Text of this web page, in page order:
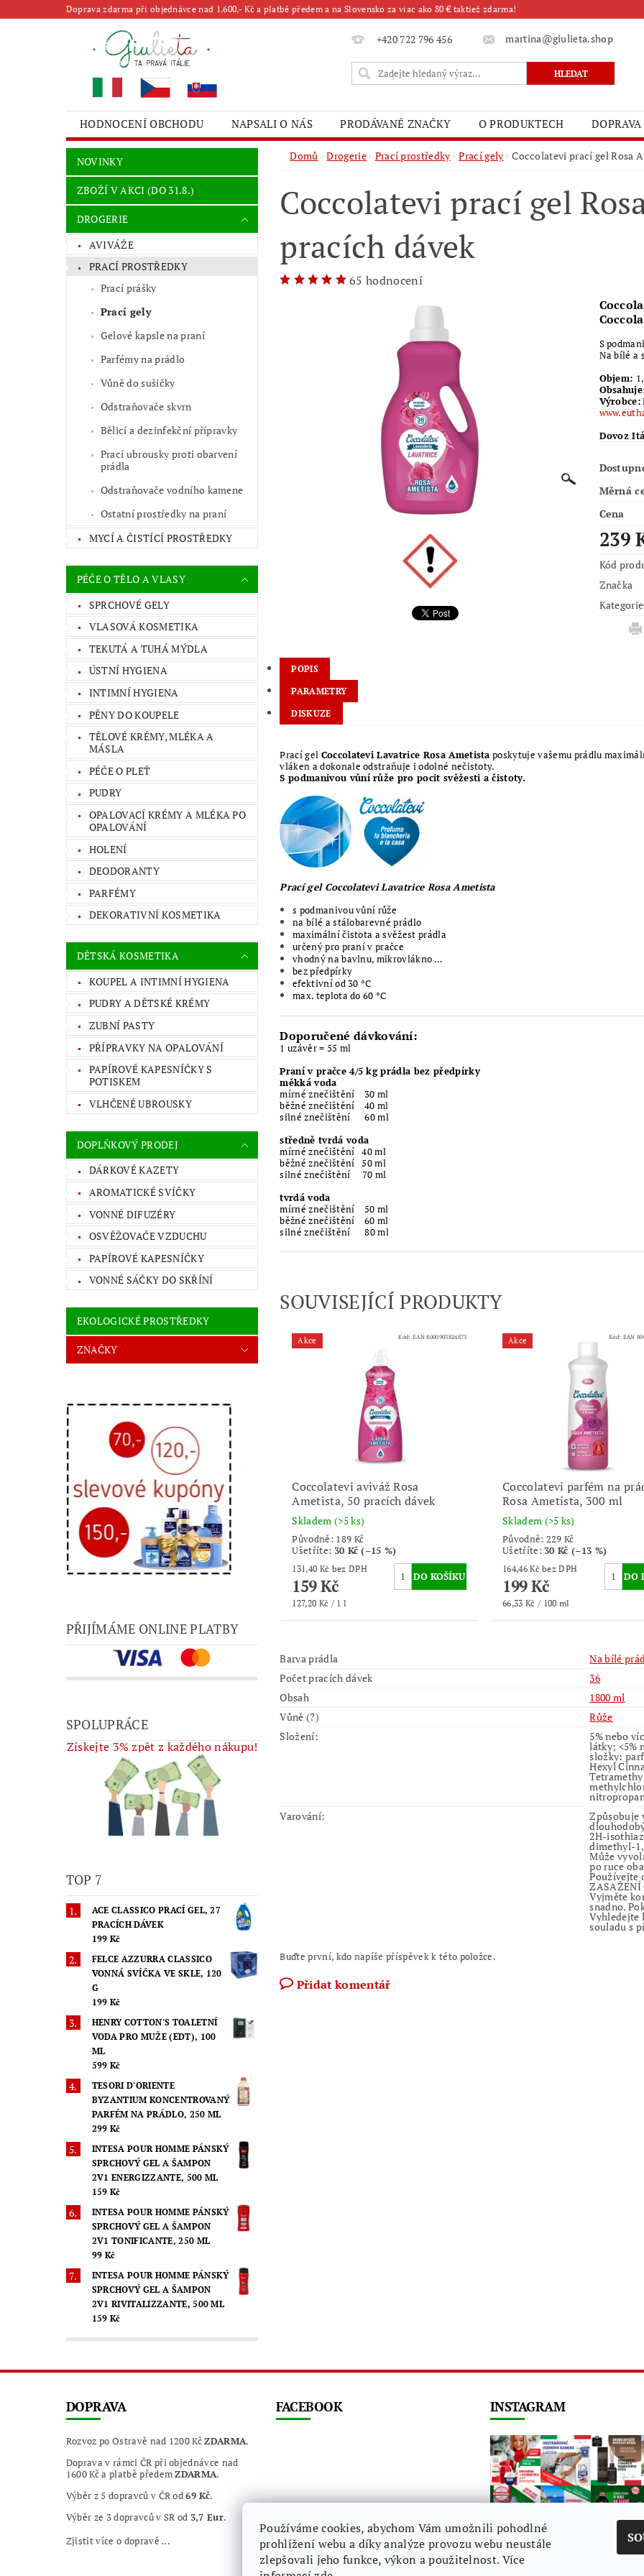
Doprava zdarma při objednávce nad 1.600,- Kč a platbě předem a na Slovensko za viac ako 80 € taktiež zdarma!
+420 722 796 456 martina@giulieta.shop
HODNOCENÍ OBCHODU NAPSALI O NÁS PRODÁVANÉ ZNAČKY O PRODUKTECH DOPRAVA
NOVINKY
ZBOŽÍ V AKCI (DO 31.8.)
DROGERIE
AVIVÁŽE
PRACÍ PROSTŘEDKY
Prací prášky
Prací gely
Gelové kapsle na praní
Parfémy na prádlo
Vůně do sušičky
Odstraňovače skvrn
Bělicí a dezinfekční přípravky
Prací ubrousky proti obarvení
prádla
Odstraňovače vodního kamene
Ostatní prostředky na praní
MYCÍ A ČISTÍCÍ PROSTŘEDKY
PÉČE O TĚLO A VLASY
SPRCHOVÉ GELY
VLASOVÁ KOSMETIKA
TEKUTÁ A TUHÁ MÝDLA
ÚSTNÍ HYGIENA
INTIMNÍ HYGIENA
PĚNY DO KOUPELE
TĚLOVÉ KRÉMY, MLÉKA A
MÁSLA
PÉČE O PLEŤ
PUDRY
OPALOVACÍ KRÉMY A MLÉKA PO
OPALOVÁNÍ
HOLENÍ
DEODORANTY
PARFÉMY
DEKORATIVNÍ KOSMETIKA
DĚTSKÁ KOSMETIKA
KOUPEL A INTIMNÍ HYGIENA
PUDRY A DĚTSKÉ KRÉMY
ZUBNÍ PASTY
PŘÍPRAVKY NA OPALOVÁNÍ
PAPÍROVÉ KAPESNÍČKY S
POTISKEM
VLHČENÉ UBROUSKY
DOPLŇKOVÝ PRODEJ
DÁRKOVÉ KAZETY
AROMATICKÉ SVÍČKY
VONNÉ DIFUZÉRY
OSVĚŽOVAČE VZDUCHU
PAPÍROVÉ KAPESNÍČKY
VONNÉ SÁČKY DO SKŘÍNÍ
EKOLOGICKÉ PROSTŘEDKY
ZNAČKY
PŘIJÍMÁME ONLINE PLATBY
SPOLUPRÁCE
Získejte 3% zpět z každého nákupu!
TOP 7
ACE CLASSICO PRACÍ GEL, 27
PRACÍCH DÁVEK
199 Kč
FELCE AZZURRA CLASSICO
VONNÁ SVÍČKA VE SKLE, 120
G
199 Kč
HENRY COTTON'S TOALETNÍ
VODA PRO MUŽE (EDT), 100
ML
599 Kč
TESORI D'ORIENTE
BYZANTIUM KONCENTROVANÝ
PARFÉM NA PRÁDLO, 250 ML
299 Kč
INTESA POUR HOMME PÁNSKÝ
SPRCHOVÝ GEL A ŠAMPON
2V1 ENERGIZZANTE, 500 ML
159 Kč
INTESA POUR HOMME PÁNSKÝ
SPRCHOVÝ GEL A ŠAMPON
2V1 TONIFICANTE, 250 ML
99 Kč
INTESA POUR HOMME PÁNSKÝ
SPRCHOVÝ GEL A ŠAMPON
2V1 RIVITALIZZANTE, 500 ML
159 Kč
Domů Drogerie Prací prostředky Prací gely Coccolatevi prací gel Rosa
Coccolatevi prací gel
pracích dávek
65 hodnocení
S
Na bílé a
Objem:
Výrobce:
Dovoz
Měrná
Cena
239
Kód
Značka
Kategorie
POPIS
PARAMETRY
DISKUZE
Prací gel Coccolatevi Lavatrice Rosa Ametista poskytuje vašemu prádlu
vláken a dokonale odstraňuje i odolné nečistoty.
S podmanivou vůní růže pro pocit svěžesti a čistoty.
Prací gel Coccolatevi Lavatrice Rosa Ametista
s podmanivou vůní růže
na bílé a stálobarevné prádlo
maximální čistota a svěžest prádla
určený pro praní v pračce
vhodný na bavlnu, mikrovlákno …
bez předpírky
efektivní od 30 °C
max. teplota do 60 °C
Doporučené dávkování:
1 uzávěr = 55 ml
Praní v pračce 4/5 kg prádla bez předpírky
měkká voda
mírné znečištění 30 ml
běžné znečištění 40 ml
silné znečištění 60 ml
středně tvrdá voda
mírné znečištění 40 ml
běžné znečištění 50 ml
silné znečištění 70 ml
tvrdá voda
mírné znečištění 50 ml
běžné znečištění 60 ml
silné znečištění 80 ml
SOUVISEJÍCÍ PRODUKTY
Akce Kód:EAN 8000903824873
Coccolatevi aviváž Rosa
Ametista, 50 pracích dávek
Skladem (>5 ks)
Původně: 189 Kč
Ušetříte: 30 Kč (–15 %)
131,40 Kč bez DPH
159 Kč
127,20 Kč / 1 l
Akce Kód: EAN
Coccolatevi parfém na
Rosa Ametista, 300 ml
Skladem (>5 ks)
Původně: 229 Kč
Ušetříte: 30 Kč (–13 %)
164,46 Kč bez DPH
199 Kč
66,33 Kč / 100 ml
Barva prádla Na bílé
Počet pracích dávek
36
Obsah
1800 ml
Vůně (?)
Růže
Složení:
5% nebo
látky; <5%
složky:
Hexyl
Varování:
Způsobuje
2H-
dimethyl-
Může
po ruce
Používejte
Vyjměte
snadno.
Vyhledejte
souladu s
Buďte první, kdo napíše příspěvek k této položce.
Přidat komentář
DOPRAVA
Rozvoz po Ostravě nad 1200 KčZDARMA.
Doprava v rámci ČR při objednávce nad
1600 Kč a platbě předemZDARMA.
Výběr z 5 dopravců v ČR od69 Kč.
Výběr ze 3 dopravců v SR od 3,7 Eur.
Zjistit více o dopravě ...
FACEBOOK INSTAGRAM
Sledovat na
Používáme cookies, abychom Vám umožnili pohodlné
prohlížení webu a díky analýze provozu webu neustále
zlepšovali jeho funkce, výkon a použitelnost. Více